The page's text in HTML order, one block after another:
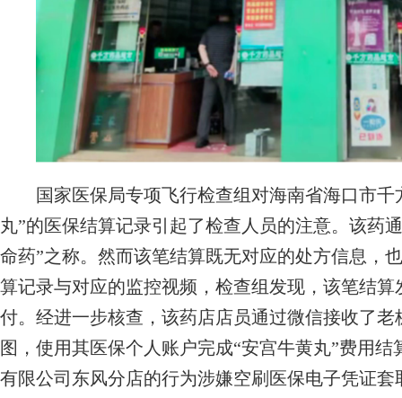
国家医保局专项飞行检查组对海南省海口市千
丸”的医保结算记录引起了检查人员的注意。该药
命药”之称。然而该笔结算既无对应的处方信息，
算记录与对应的监控视频，检查组发现，该笔结
付。经进一步核查，该药店店员通过微信接收了
图，使用其医保个人账户完成“安宫牛黄丸”费用
有限公司东风分店的行为涉嫌空刷医保电子凭证